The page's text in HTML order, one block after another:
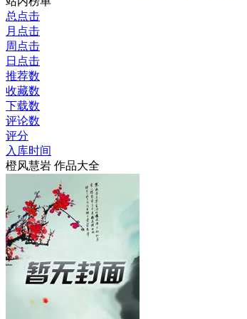
总点击
月点击
周点击
日点击
推荐数
收藏数
下载数
评论数
评分
入库时间
橙风慧岩 作品大全